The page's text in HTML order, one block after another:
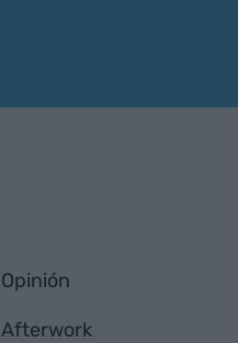
Opinión
Afterwork